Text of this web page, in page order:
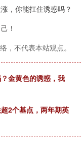
，你能扛住诱惑吗？
！
，不代表本站观点。
金黄色的诱惑，我
2个基点，两年期英